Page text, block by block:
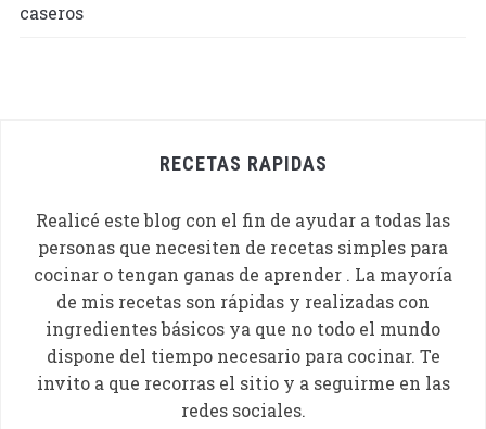
RECETAS RAPIDAS
Realicé este blog con el fin de ayudar a todas las
personas que necesiten de recetas simples para
cocinar o tengan ganas de aprender . La mayoría
de mis recetas son rápidas y realizadas con
ingredientes básicos ya que no todo el mundo
dispone del tiempo necesario para cocinar. Te
invito a que recorras el sitio y a seguirme en las
redes sociales.